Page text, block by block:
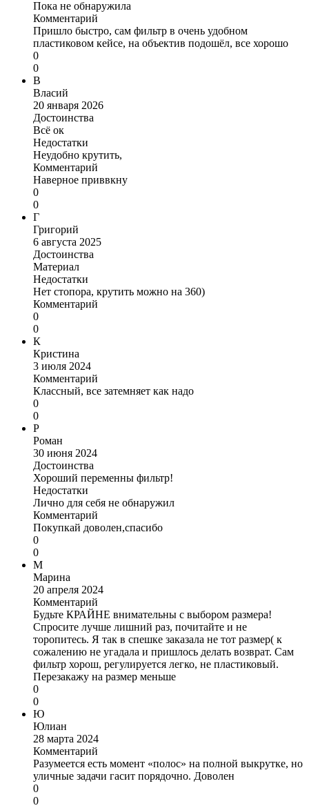
Пока не обнаружила
Комментарий
Пришло быстро, сам фильтр в очень удобном
пластиковом кейсе, на объектив подошёл, все хорошо
0
0
В
Власий
20 января 2026
Достоинства
Всё ок
Недостатки
Неудобно крутить,
Комментарий
Наверное приввкну
0
0
Г
Григорий
6 августа 2025
Достоинства
Материал
Недостатки
Нет стопора, крутить можно на 360)
Комментарий
0
0
К
Кристина
3 июля 2024
Комментарий
Классный, все затемняет как надо
0
0
Р
Роман
30 июня 2024
Достоинства
Хороший переменны фильтр!
Недостатки
Лично для себя не обнаружил
Комментарий
Покупкай доволен,спасибо
0
0
М
Марина
20 апреля 2024
Комментарий
Будьте КРАЙНЕ внимательны с выбором размера!
Спросите лучше лишний раз, почитайте и не
торопитесь. Я так в спешке заказала не тот размер( к
сожалению не угадала и пришлось делать возврат. Сам
фильтр хорош, регулируется легко, не пластиковый.
Перезакажу на размер меньше
0
0
Ю
Юлиан
28 марта 2024
Комментарий
Разумеется есть момент «полос» на полной выкрутке, но
уличные задачи гасит порядочно. Доволен
0
0